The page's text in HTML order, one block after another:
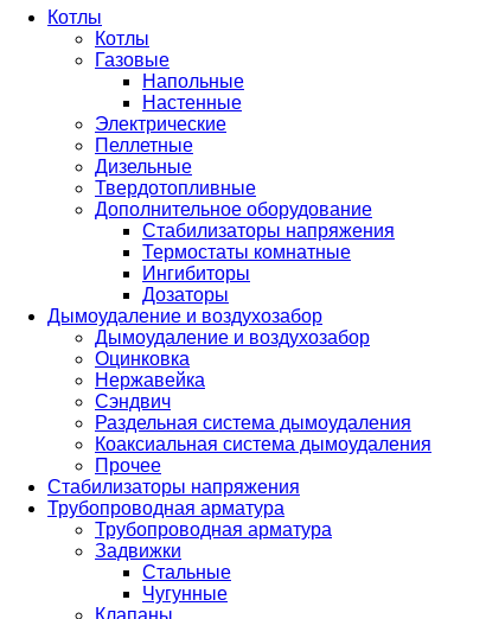
Котлы
Котлы
Газовые
Напольные
Настенные
Электрические
Пеллетные
Дизельные
Твердотопливные
Дополнительное оборудование
Стабилизаторы напряжения
Термостаты комнатные
Ингибиторы
Дозаторы
Дымоудаление и воздухозабор
Дымоудаление и воздухозабор
Оцинковка
Нержавейка
Сэндвич
Раздельная система дымоудаления
Коаксиальная система дымоудаления
Прочее
Стабилизаторы напряжения
Трубопроводная арматура
Трубопроводная арматура
Задвижки
Стальные
Чугунные
Клапаны